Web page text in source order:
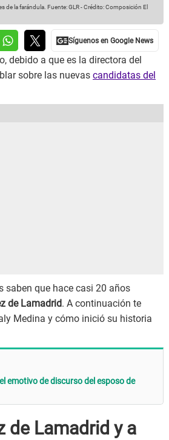
de la farándula. Fuente: GLR-Crédito: Composición El
debido a que es la directora del
sobre las nuevas candidatas del
saben que hace casi 20 años
de Lamadrid. A continuación te
Medina y cómo inició su historia
emotivo de discurso del esposo de
de Lamadrid y a